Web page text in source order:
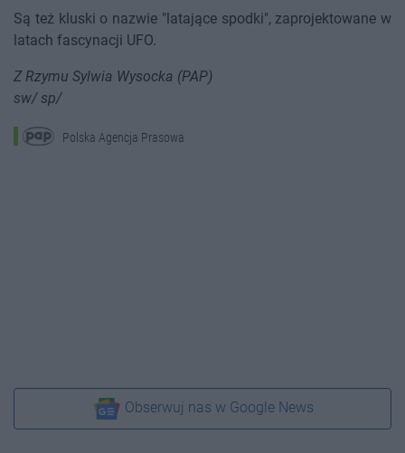
Są też kluski o nazwie "latające spodki", zaprojektowane w
latach fascynacji UFO.
Z Rzymu Sylwia Wysocka (PAP)
sw/ sp/
Polska Agencja Prasowa
Obserwuj nas w Google News